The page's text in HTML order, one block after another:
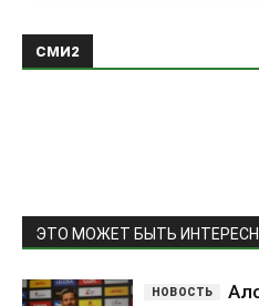
СМИ2
ЭТО МОЖЕТ БЫТЬ